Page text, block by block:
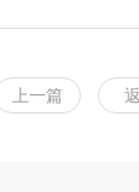
上一篇